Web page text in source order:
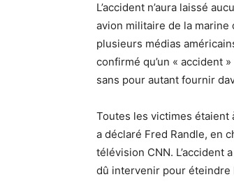
L’accident n’aura laissé
avion militaire de la marine
plusieurs médias
confirmé qu’un « accident
sans pour autant fournir
Toutes les victimes étaient
a déclaré Fred Randle, en
télévision CNN. L’accident
dû intervenir pour éteindre